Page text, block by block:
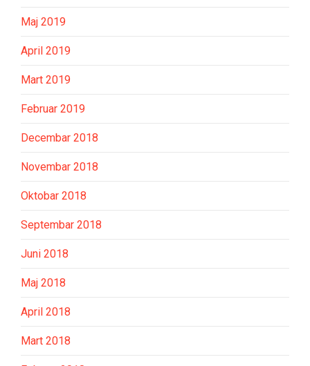
Maj 2019
April 2019
Mart 2019
Februar 2019
Decembar 2018
Novembar 2018
Oktobar 2018
Septembar 2018
Juni 2018
Maj 2018
April 2018
Mart 2018